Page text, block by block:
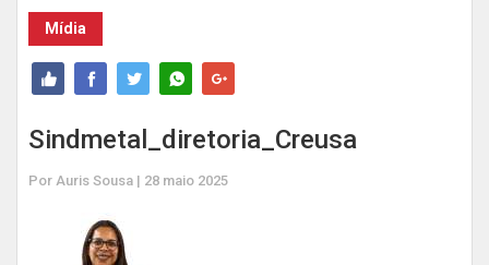
Mídia
Sindmetal_diretoria_Creusa
Por Auris Sousa | 28 maio 2025